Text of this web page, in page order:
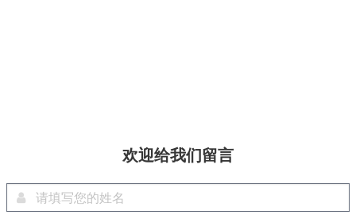
欢迎给我们留言